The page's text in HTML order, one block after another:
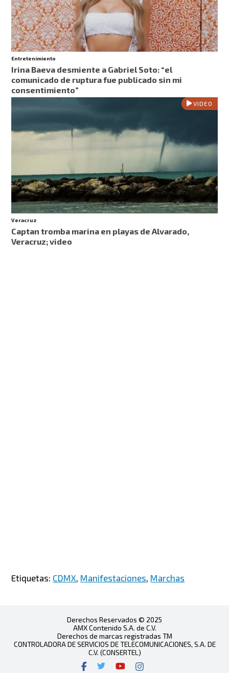
Entretenimiento
Irina Baeva desmiente a Gabriel Soto: “el
comunicado de ruptura fue publicado sin mi
consentimiento”
VIDEO
Veracruz
Captan tromba marina en playas de Alvarado,
Veracruz; video
Etiquetas: CDMX, Manifestaciones, Marchas
Derechos Reservados © 2025
AMX Contenido S.A. de C.V.
Derechos de marcas registradas TM
CONTROLADORA DE SERVICIOS DE TELECOMUNICACIONES, S.A. DE
C.V. (CONSERTEL)